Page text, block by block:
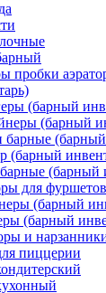
пробки
(барный
(барный
(барный
(барный
(барный
для
(барный
(барный
и
пиццерии